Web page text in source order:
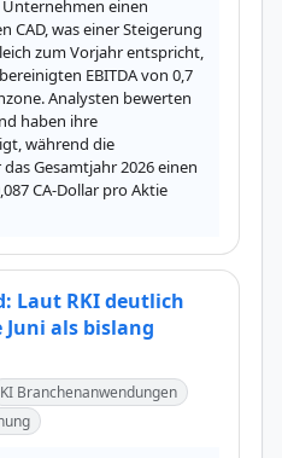
einen
CAD, was einer Steigerung
zum Vorjahr entspricht,
EBITDA von 0,7
Analysten bewerten
haben ihre
während die
Gesamtjahr 2026 einen
CA-Dollar pro Aktie
Laut RKI deutlich
als bislang
KI Branchenanwendungen